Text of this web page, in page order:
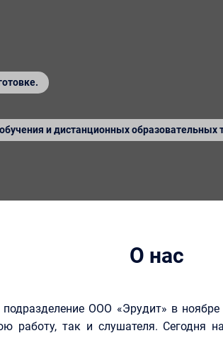
и дистанционных образовательных
О нас
ООО «Эрудит» в
работу, так и слушателя. Сегодня